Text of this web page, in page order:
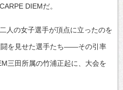
DIEMだ。
人の女子選手が頂点に立ったのを
を見せた選手たち——その引率
三田所属の竹浦正起に、大会を